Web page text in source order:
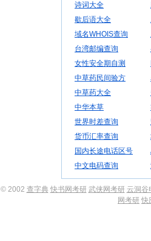
诗词大全
歇后语大全
域名WHOIS查询
台湾邮编查询
女性安全期自测
中草药民间验方
中草药大全
中华本草
世界时差查询
货币汇率查询
国内长途电话区号
中文电码查询
© 2002 查字典 快书网考研 武侠网考研 云洞谷
网考研 快